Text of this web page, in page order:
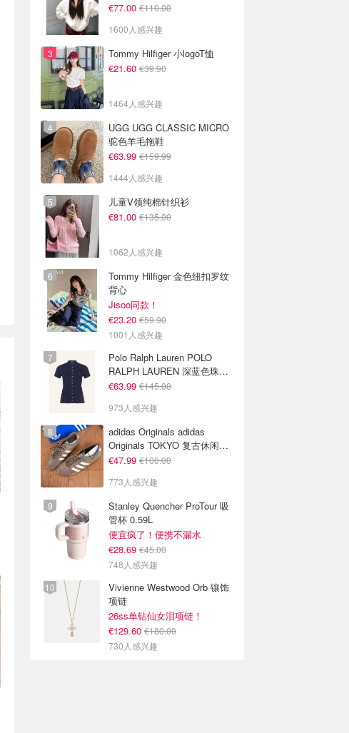
€77.00 €110.00
1600人感兴趣
Tommy Hilfiger 小logoT恤
€21.60 €39.90
1464人感兴趣
UGG UGG CLASSIC MICRO
驼色羊毛拖鞋
€63.99 €159.99
1444人感兴趣
儿童V领纯棉针织衫
€81.00 €135.00
1062人感兴趣
Tommy Hilfiger 金色纽扣罗纹
背心
Jisoo同款！
€23.20 €59.90
1001人感兴趣
Polo Ralph Lauren POLO
RALPH LAUREN 深蓝色珠地
布 Polo衫
€63.99 €145.00
973人感兴趣
adidas Originals adidas
Originals TOKYO 复古休闲鞋
深棕色
€47.99 €100.00
773人感兴趣
Stanley Quencher ProTour 吸
管杯 0.59L
便宜疯了！便携不漏水
€28.69 €45.00
748人感兴趣
Vivienne Westwood Orb 镶饰
项链
26ss单钻仙女泪项链！
€129.60 €180.00
730人感兴趣